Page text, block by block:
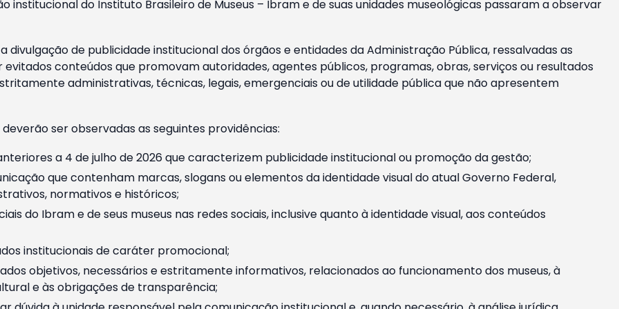
institucional do Instituto Brasileiro de Museus – Ibram e de suas unidades museológicas passaram a observar
divulgação de publicidade institucional dos órgãos e entidades da Administração Pública, ressalvadas as
conteúdos que promovam autoridades, agentes públicos, programas, obras, serviços ou resultados
administrativas, técnicas, legais, emergenciais ou de utilidade pública que não apresentem
ser observadas as seguintes providências:
a 4 de julho de 2026 que caracterizem publicidade institucional ou promoção da gestão;
que contenham marcas, slogans ou elementos da identidade visual do atual Governo Federal,
normativos e históricos;
do Ibram e de seus museus nas redes sociais, inclusive quanto à identidade visual, aos conteúdos
institucionais de caráter promocional;
objetivos, necessários e estritamente informativos, relacionados ao funcionamento dos museus, à
e às obrigações de transparência;